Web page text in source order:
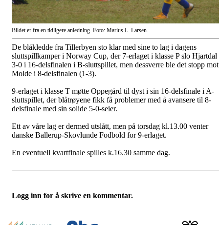
Bildet er fra en tidligere anledning. Foto: Marius L. Larsen.
De blåkledde fra Tillerbyen sto klar med sine to lag i dagens
sluttspillkamper i Norway Cup, der 7-erlaget i klasse P slo Hjartdal
3-0 i 16-delsfinalen i B-sluttspillet, men dessverre ble det stopp mot
Molde i 8-delsfinalen (1-3).
9-erlaget i klasse T møtte Oppegård til dyst i sin 16-delsfinale i A-
sluttspillet, der blåtrøyene fikk få problemer med å avansere til 8-
delsfinale med sin solide 5-0-seier.
Ett av våre lag er dermed utslått, men på torsdag kl.13.00 venter
danske Ballerup-Skovlunde Fodbold for 9-erlaget.
En eventuell kvartfinale spilles k.16.30 samme dag.
Logg inn for å skrive en kommentar.